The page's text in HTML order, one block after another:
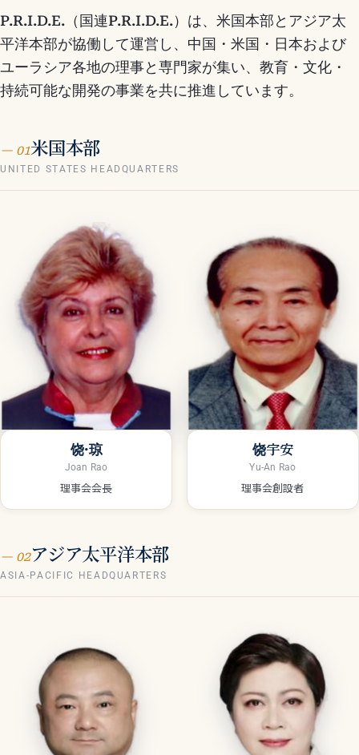
P.R.I.D.E.（国連P.R.I.D.E.）は、米国本部とアジア太
平洋本部が協働して運営し、中国・米国・日本および
ユーラシア各地の理事と専門家が集い、教育・文化・
持続可能な開発の事業を共に推進しています。
— 01米国本部
UNITED STATES HEADQUARTERS
饶·琼
Joan Rao
理事会会長
饶宇安
Yu-An Rao
理事会創設者
— 02アジア太平洋本部
ASIA-PACIFIC HEADQUARTERS